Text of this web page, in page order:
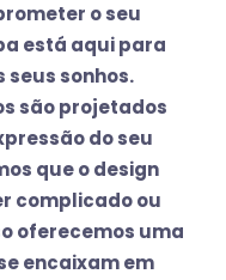
o seu
está aqui para
sonhos.
são projetados
do seu
que o design
complicado ou
oferecemos uma
encaixam em